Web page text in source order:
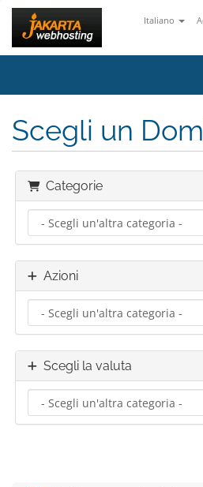
Italiano
Scegli un
Categorie
Azioni
Scegli la valuta